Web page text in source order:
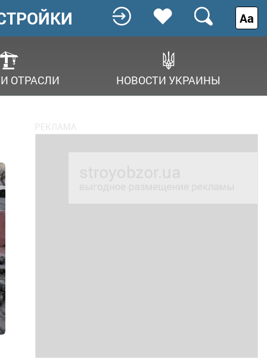
ОТРАСЛИ НОВОСТИ УКРАИНЫ
Аа